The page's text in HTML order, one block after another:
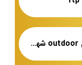
فروش آنلاین فیبر نوری outdoor شهید قندی یزد